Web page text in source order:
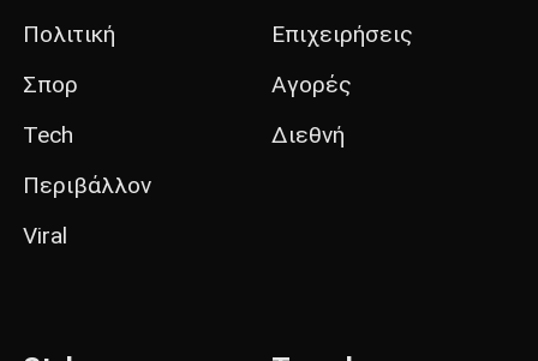
Πολιτική
Σπορ
Tech
Περιβάλλον
Viral
Επιχειρήσεις
Αγορές
Διεθνή